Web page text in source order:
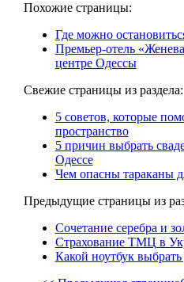
Похожие страницы:
Где можно
Премьер-отель
центре Одессы
Свежие страницы из раздела:
5 советов, которые
пространство
5 причин выбрать
Одессе
Чем опасны тараканы
Предыдущие страницы из
Сочетание серебра и
Страхование ТМЦ в
Какой ноутбук